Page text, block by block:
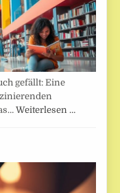
gefällt: Eine
Weiterlesen …